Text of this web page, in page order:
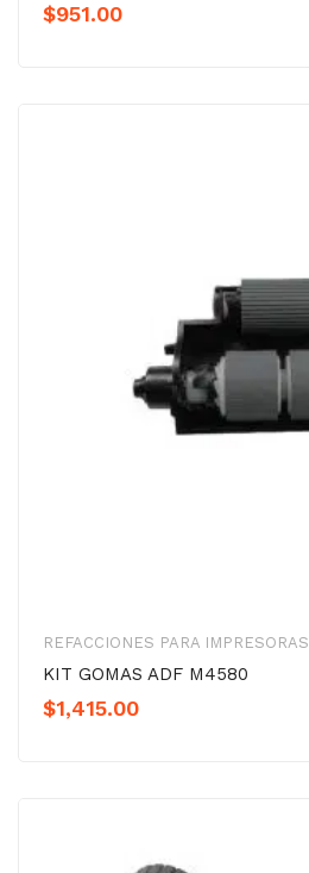
$951.00
REFACCIONES PARA IMPRESORAS
KIT GOMAS ADF M4580
$1,415.00